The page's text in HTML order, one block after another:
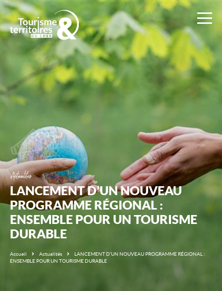
Ad2T
:
Tourisme
et
Territoires
Actualités
LANCEMENT D’UN NOUVEAU
PROGRAMME RÉGIONAL :
ENSEMBLE POUR UN TOURISME
DURABLE
Accueil Actualités
LANCEMENT D’UN NOUVEAU PROGRAMME RÉGIONAL :
ENSEMBLE POUR UN TOURISME DURABLE